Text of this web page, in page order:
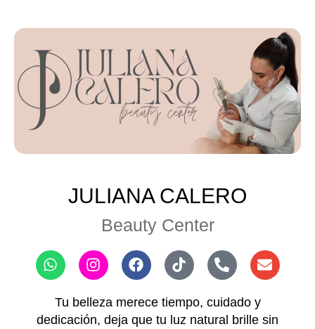
JULIANA CALERO
Beauty Center
Tu belleza merece tiempo, cuidado y
dedicación, deja que tu luz natural brille sin